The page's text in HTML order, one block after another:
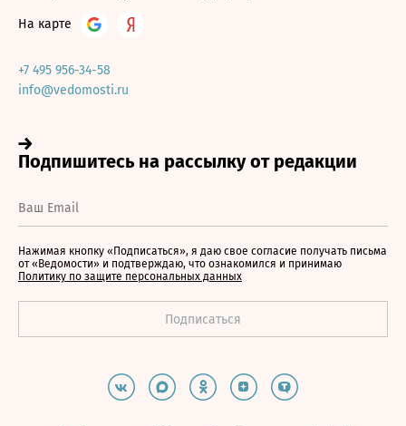
На карте
+7 495 956-34-58
info@vedomosti.ru
Нажимая кнопку «Подписаться», я даю свое согласие получать письма
от «Ведомости» и подтверждаю, что ознакомился и принимаю
Политику по защите персональных данных